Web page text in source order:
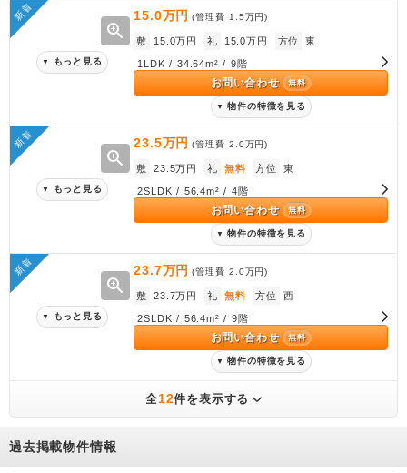
新着
zoom_in
▼ もっと見る
15.0万円 (管理費 1.5万円)
敷 15.0万円 礼 15.0万円 方位 東
1LDK / 34.64m² / 9階
お問い合わせ 無料
▼ 物件の特徴を見る
新着
zoom_in
▼ もっと見る
23.5万円 (管理費2.0万円)
敷 23.5万円 礼 無料 方位 東
2SLDK / 56.4m² / 4階
お問い合わせ 無料
▼ 物件の特徴を見る
新着
zoom_in
▼ もっと見る
23.7万円 (管理費2.0万円)
敷 23.7万円 礼 無料 方位 西
2SLDK / 56.4m² / 9階
お問い合わせ 無料
▼ 物件の特徴を見る
全12件を表示する
過去掲載物件情報